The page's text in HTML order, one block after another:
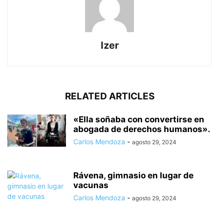
Izer
RELATED ARTICLES
«Ella soñaba con convertirse en
abogada de derechos humanos».
Carlos Mendoza - agosto 29, 2024
Rávena, gimnasio en lugar de
vacunas
Carlos Mendoza - agosto 29, 2024